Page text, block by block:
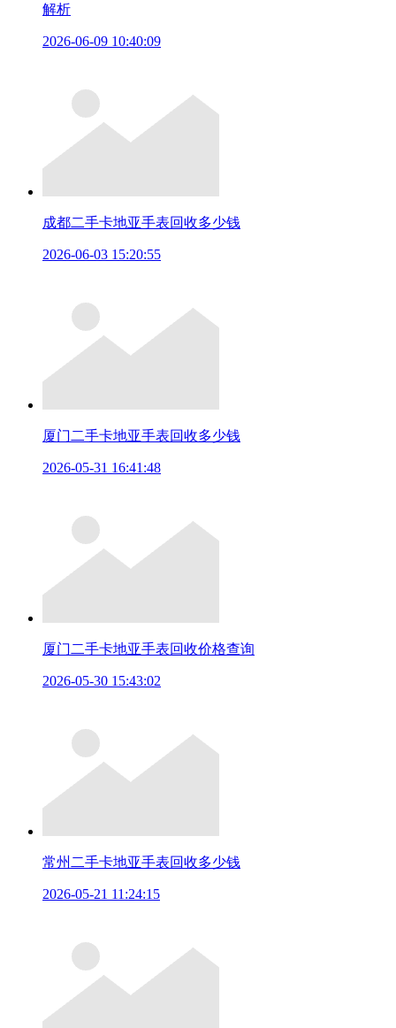
解析
2026-06-09 10:40:09
成都二手卡地亚手表回收多少钱
2026-06-03 15:20:55
厦门二手卡地亚手表回收多少钱
2026-05-31 16:41:48
厦门二手卡地亚手表回收价格查询
2026-05-30 15:43:02
常州二手卡地亚手表回收多少钱
2026-05-21 11:24:15